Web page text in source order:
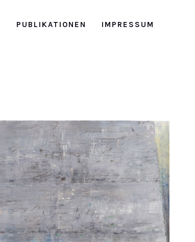
PUBLIKATIONEN IMPRESSUM